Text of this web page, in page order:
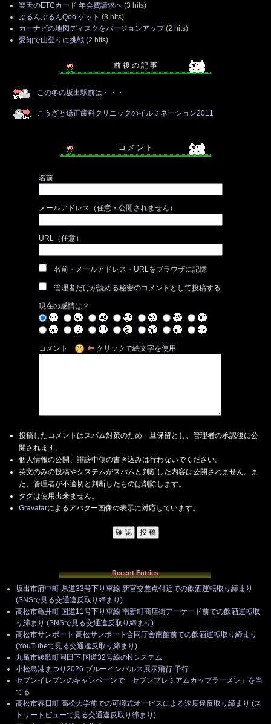
楽天のETCカード 年会費請求へ (3 hits)
ぷるんぷるんQoo ゲット (3 hits)
カーナビの地図ディスクをバージョンアップ(2 hits)
愛知で山登りに挑戦 (2 hits)
前 後 の 記 事
この冬の坂出駅前は・・・
こうざと矯正歯科クリニックのイルミネーション2011
コ メ ン ト
名前
メールアドレス（任意・公開されません）
URL（任意）
名前・メールアドレス・URLをブラウザに記憶
管理者だけが読める秘密のコメントとして投稿する
現在の感情は？
コメント クリックで絵文字を使用
投稿したコメントはスパム対策のため一旦保留とし、管理者の承認後に公
開されます。
個人情報の公開、誹謗中傷の書き込みは行わないでください。
英文のみの投稿やシステムがスパムと判断した内容は公開されません。ま
た、管理者が不適切と判断したものは削除します。
タグは使用出来ません。
Gravatarによるアバター画像の表示に対応しています。
Recent Entries
坂出市府中町 県道33号下り車線 新宮交差点付近での飲酒運転取り締まり
(SNSで見る交通違反取り締まり)
高松市亀井町 国道11号下り車線 南新町商店街アーケード前での飲酒運転取
り締まり (SNSで見る交通違反取り締まり)
高松市サンポート 高松サンポート合同庁舎南館前での飲酒運転取り締まり
(YouTubeで見る交通違反取り締まり)
丸亀市綾歌町岡田下 国道32号線のNシステム
小松島港まつり2026 ブルーインパルス展示飛行 予行
セブンイレブンのキャンペーンで「セブンプレミアムカップラーメン」を当
てる
高松市春日町 高松大学前での可搬式オービスによる速度違反取り締まり (ス
トリートビューで見る交通違反取り締まり)